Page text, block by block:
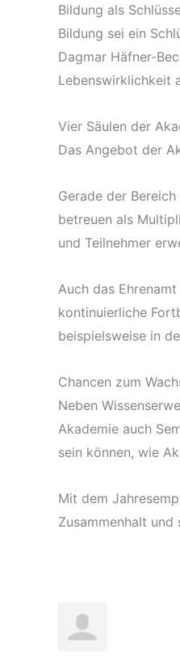
Bildung als
Bildung sei ein
Dagmar Häfner-
Lebenswirklichkeit
Vier Säulen der
Das Angebot der
Gerade der
betreuen als
und Teilnehmer
Auch das
kontinuierliche
beispielsweise in
Chancen zum
Neben
Akademie auch
sein können, wie
Mit dem
Zusammenhalt